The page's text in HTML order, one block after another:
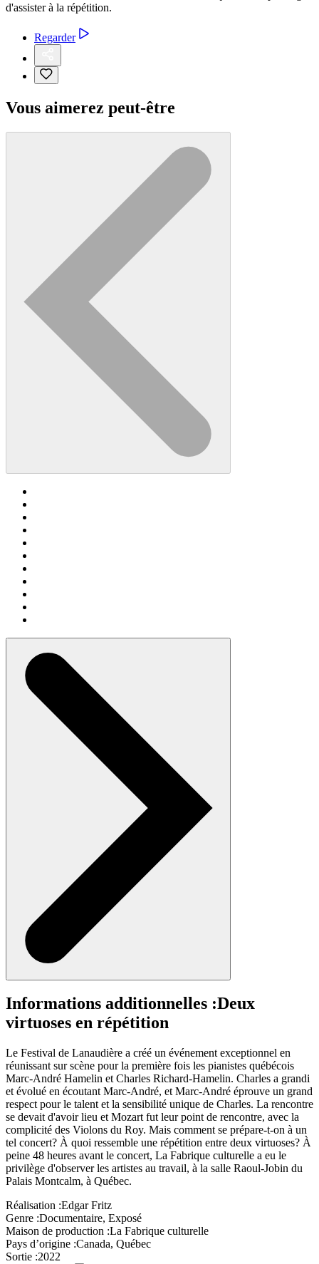
d'assister à la répétition.
Regarder
Vous aimerez peut-être
Informations additionnelles :Deux
virtuoses en répétition
Le Festival de Lanaudière a créé un événement exceptionnel en
réunissant sur scène pour la première fois les pianistes québécois
Marc-André Hamelin et Charles Richard-Hamelin. Charles a grandi
et évolué en écoutant Marc-André, et Marc-André éprouve un grand
respect pour le talent et la sensibilité unique de Charles. La rencontre
se devait d'avoir lieu et Mozart fut leur point de rencontre, avec la
complicité des Violons du Roy. Mais comment se prépare-t-on à un
tel concert? À quoi ressemble une répétition entre deux virtuoses? À
peine 48 heures avant le concert, La Fabrique culturelle a eu le
privilège d'observer les artistes au travail, à la salle Raoul-Jobin du
Palais Montcalm, à Québec.
Réalisation :Edgar Fritz
Genre :Documentaire, Exposé
Maison de production :La Fabrique culturelle
Pays d’origine :Canada, Québec
Sortie :2022